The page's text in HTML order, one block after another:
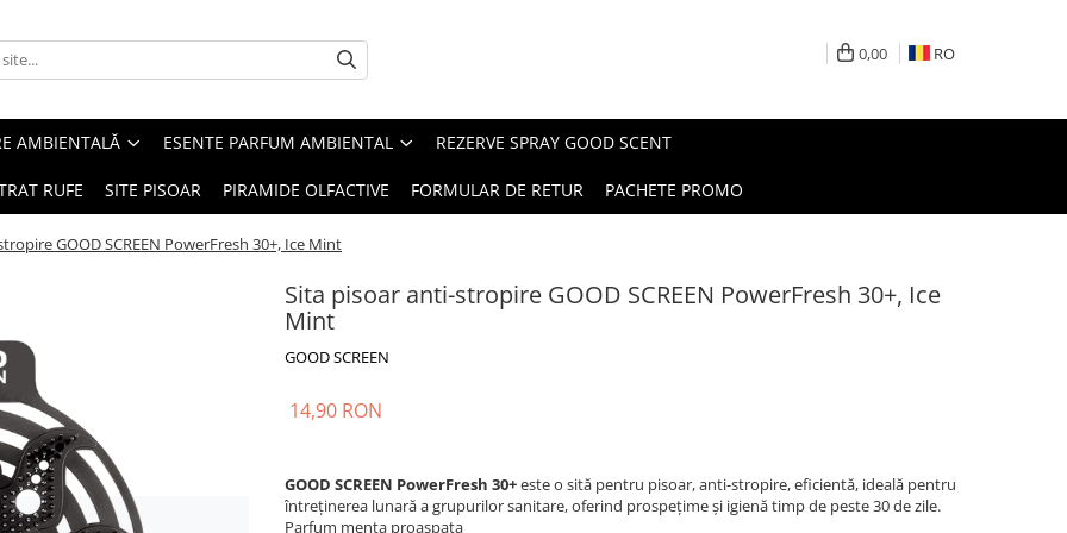
0,00 RO
AMBIENTALĂ ESENTE PARFUM AMBIENTAL REZERVE SPRAY GOOD SCENT
RUFE SITE PISOAR PIRAMIDE OLFACTIVE FORMULAR DE RETUR PACHETE PROMO
GOOD SCREEN PowerFresh 30+, Ice Mint
Sita pisoar anti-stropire GOOD SCREEN PowerFresh 30+, Ice
Mint
GOOD SCREEN
14,90 RON
GOOD SCREEN PowerFresh 30+este o sită pentru pisoar, anti-stropire, eficientă, ideală pentru
întreținerea lunară a grupurilor sanitare, oferind prospețime și igienă timp de peste 30 de zile.
Parfum menta proaspata